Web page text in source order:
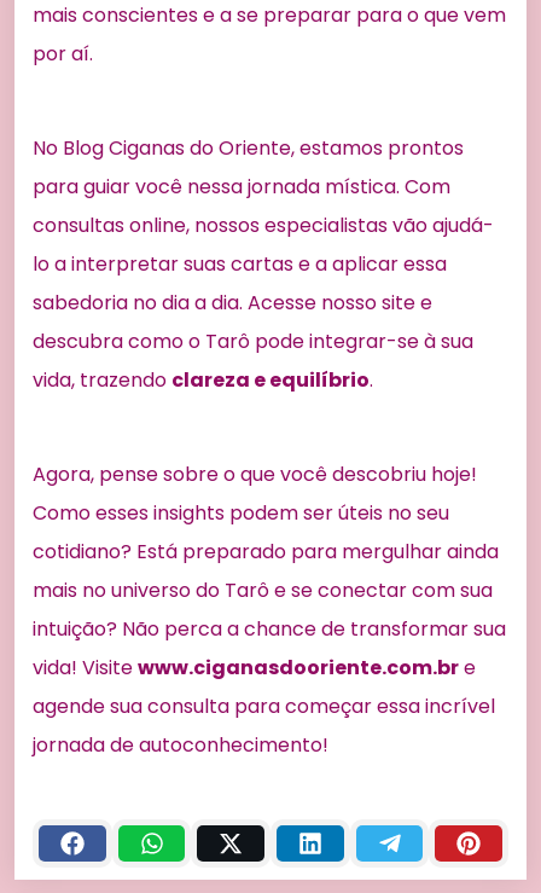
mais conscientes e a se preparar para o que vem
por aí.
No Blog Ciganas do Oriente, estamos prontos
para guiar você nessa jornada mística. Com
consultas online, nossos especialistas vão ajudá-
lo a interpretar suas cartas e a aplicar essa
sabedoria no dia a dia. Acesse nosso site e
descubra como o Tarô pode integrar-se à sua
vida, trazendo clareza e equilíbrio.
Agora, pense sobre o que você descobriu hoje!
Como esses insights podem ser úteis no seu
cotidiano? Está preparado para mergulhar ainda
mais no universo do Tarô e se conectar com sua
intuição? Não perca a chance de transformar sua
vida! Visitewww.ciganasdooriente.com.bre
agende sua consulta para começar essa incrível
jornada de autoconhecimento!